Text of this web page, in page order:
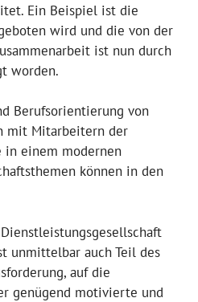
Ein Beispiel ist die
wird und die von der
ist nun durch
worden.
Berufsorientierung von
mit Mitarbeitern der
in einem modernen
können in den
unmittelbar auch Teil des
auf die
genügend motivierte und